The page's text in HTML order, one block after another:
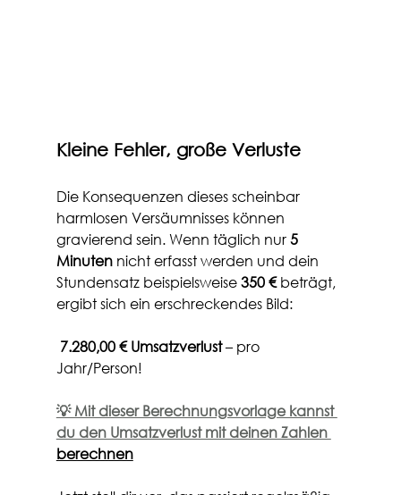
Kleine Fehler, große Verluste
Die Konsequenzen dieses scheinbar
harmlosen Versäumnisses können
gravierend sein. Wenn täglich nur 5
Minuten nicht erfasst werden und dein
Stundensatz beispielsweise 350 € beträgt,
ergibt sich ein erschreckendes Bild:
7.280,00 € Umsatzverlust – pro
Jahr/Person!
💡 Mit dieser Berechnungsvorlage kannst
du den Umsatzverlust mit deinen Zahlen
berechnen